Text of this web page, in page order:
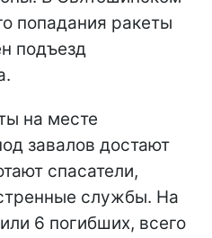
попадания ракеты
подъезд
на месте
завалов достают
спасатели,
службы. На
6 погибших, всего